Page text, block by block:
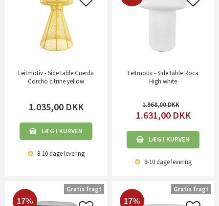
Leitmotiv - Side table Cuerda
Corcho citrine yellow
1.035,00 DKK
LÆG I KURVEN
8-10 dagelevering
Leitmotiv - Side table Roca
High white
1.968,00
1.631,00 DKK
LÆG I KURVEN
8-10 dagelevering
17%
Gratis fragt
17%
Gratis fragt